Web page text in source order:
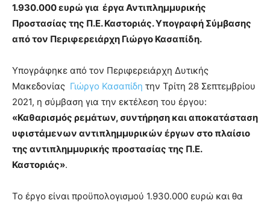
1.930.000 ευρώ για έργα Αντιπλημμυρικής
Προστασίας της Π.Ε. Καστοριάς. Υπογραφή Σύμβασης
από τον Περιφερειάρχη Γιώργο Κασαπίδη.
Υπογράφηκε από τον Περιφερειάρχη Δυτικής
Μακεδονίας Γιώργο Κασαπίδη την Τρίτη 28 Σεπτεμβρίου
2021, η σύμβαση για την εκτέλεση του έργου:
«Καθαρισμός ρεμάτων, συντήρηση και αποκατάσταση
υφιστάμενων αντιπλημμυρικών έργων στο πλαίσιο
της αντιπλημμυρικής προστασίας της Π.Ε.
Καστοριάς».
Το έργο είναι προϋπολογισμού 1.930.000 ευρώ και θα